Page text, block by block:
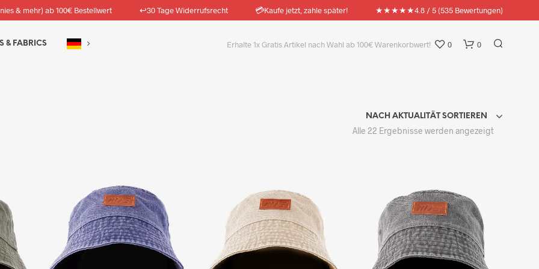
& mehr) ab 100€ Bestellwert ↩️30 Tage Widerrufsrecht 💳Kaufe jetzt, zahle später! ★★★★★4.8 / 5 (535 Bewertungen)
Erhalte 1x Gratis Artikel nach Wahl ab 100€ Warenkorbwert! 0 0
& FABRICS
NACH AKTUALITÄT SORTIEREN
Alle 22 Ergebnisse werden angezeigtNach